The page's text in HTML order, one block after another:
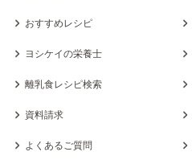
おすすめレシピ
ヨシケイの栄養士
離乳食レシピ検索
資料請求
よくあるご質問